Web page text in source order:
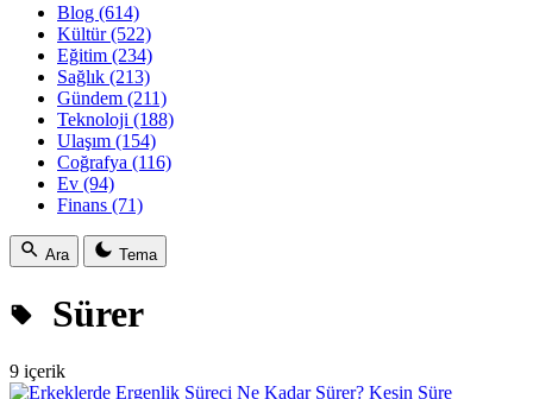
Blog (614)
Kültür(522)
Eğitim (234)
Sağlık (213)
Gündem (211)
Teknoloji (188)
Ulaşım (154)
Coğrafya (116)
Ev (94)
Finans (71)
Ara Tema
Sürer
9 içerik